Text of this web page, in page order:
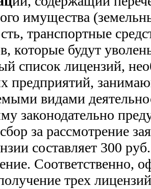
имущества
транспортные
которые будут
список лицензий,
предприятий,
видами
законодательно
за рассмотрение
составляет 300
Соответственно,
трех